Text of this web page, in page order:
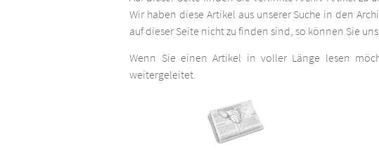
Wir haben diese Artikel aus unserer Suche in den
auf dieser Seite nicht zu finden sind, so können Sie
Wenn Sie einen Artikel in voller Länge lesen
weitergeleitet.